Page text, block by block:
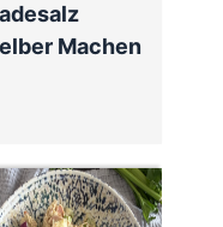
Machen